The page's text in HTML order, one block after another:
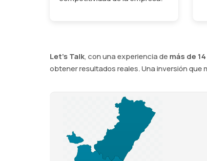
Let's Talk, con una experiencia de más de
obtener resultados reales. Una inversión